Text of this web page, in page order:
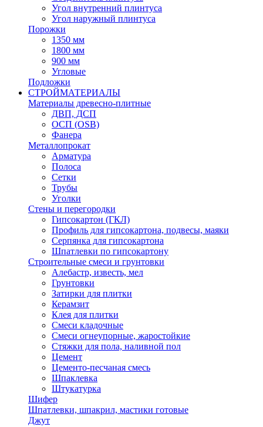
Угол внутренний плинтуса
Угол наружный плинтуса
Порожки
1350 мм
1800 мм
900 мм
Угловые
Подложки
СТРОЙМАТЕРИАЛЫ
Материалы древесно-плитные
ДВП, ДСП
ОСП (OSB)
Фанера
Металлопрокат
Арматура
Полоса
Сетки
Трубы
Уголки
Стены и перегородки
Гипсокартон (ГКЛ)
Профиль для гипсокартона, подвесы, маяки
Серпянка для гипсокартона
Шпатлевки по гипсокартону
Строительные смеси и грунтовки
Алебастр, известь, мел
Грунтовки
Затирки для плитки
Керамзит
Клея для плитки
Смеси кладочные
Смеси огнеупорные, жаростойкие
Стяжки для пола, наливной пол
Цемент
Цементо-песчаная смесь
Шпаклевка
Штукатурка
Шифер
Шпатлевки, шпакрил, мастики готовые
Джут